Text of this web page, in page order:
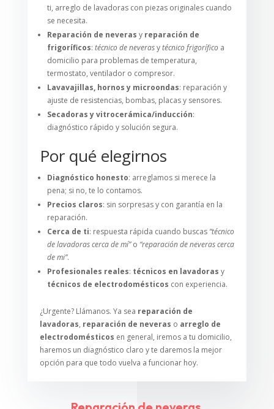
ti, arreglo de lavadoras con piezas originales cuando
se necesita.
Reparación de neveras y reparación de
frigoríficos: técnico de neverasytécnico frigoríficoa
domicilio para problemas de temperatura,
termostato, ventilador o compresor.
Lavavajillas, hornos y microondas: reparación y
ajuste de resistencias, bombas, placas y sensores.
Secadoras y vitrocerámica/inducción:
diagnóstico rápido y solución segura.
Por qué elegirnos
Diagnóstico honesto: arreglamos si merece la
pena; si no, te lo contamos.
Precios claros: sin sorpresas y con garantía en la
reparación.
Cerca de ti: respuesta rápida cuando buscas “técnico
de lavadoras cerca de mí”o “reparación de neveras cerca
de mi”.
Profesionales reales: técnicos en lavadoras y
técnicos de electrodomésticos con experiencia.
¿Urgente? Llámanos. Ya sea reparación de
lavadoras, reparación de neveras o arreglo de
electrodomésticos en general, iremos a tu domicilio,
haremos un diagnóstico claro y te daremos la mejor
opción para que todo vuelva a funcionar hoy.